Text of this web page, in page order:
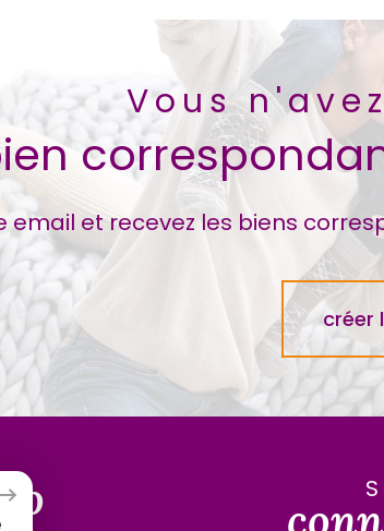
Vous
email et recevez les biens
créer